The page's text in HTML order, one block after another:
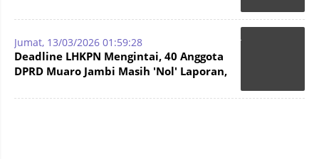
Jumat, 13/03/2026 01:59:28
Deadline LHKPN Mengintai, 40 Anggota
DPRD Muaro Jambi Masih 'Nol' Laporan,